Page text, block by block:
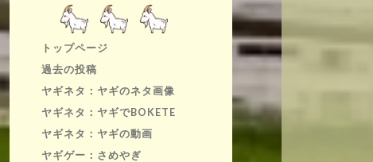
トップページ
過去の投稿
ヤギネタ：ヤギのネタ画像
ヤギネタ：ヤギでBOKETE
ヤギネタ：ヤギの動画
ヤギゲー：さめやぎ